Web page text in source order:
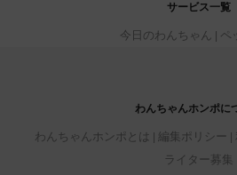
サービス一覧
今日のわんちゃん ペ
わんちゃんホンポに
わんちゃんホンポとは 編集ポリシー
ライター募集